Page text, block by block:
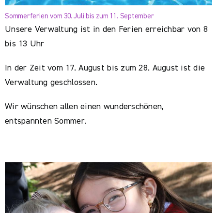
Sommerferien vom 30. Juli bis zum 11. September
Unsere Verwaltung ist in den Ferien erreichbar von 8
bis 13 Uhr
In der Zeit vom 17. August bis zum 28. August ist die
Verwaltung geschlossen.
Wir wünschen allen einen wunderschönen,
entspannten Sommer.